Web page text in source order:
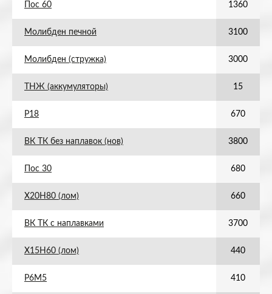
Пос 60 1360
Молибден печной 3100
Молибден (стружка) 3000
ТНЖ (аккумуляторы) 15
Р18 670
ВК ТК без наплавок (нов) 3800
Пос 30 680
Х20Н80 (лом) 660
ВК ТК с наплавками 3700
Х15Н60 (лом) 440
Р6М5 410